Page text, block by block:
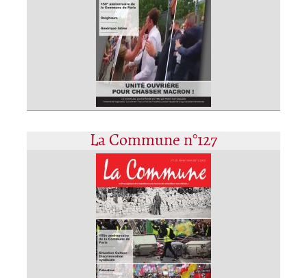
La Commune n°127